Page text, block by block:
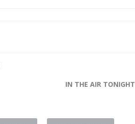
IN THE AIR TONIGHT